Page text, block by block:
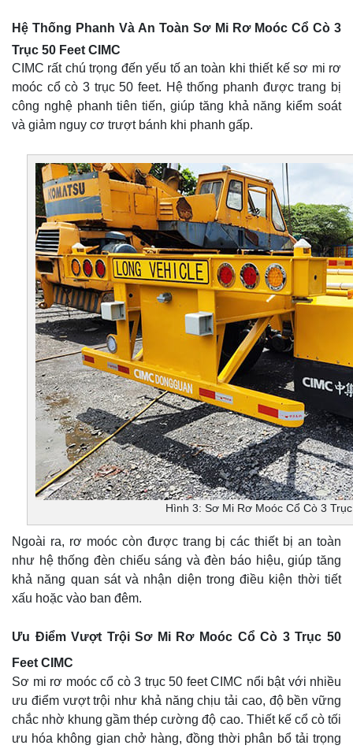
Hệ Thống Phanh Và An Toàn Sơ Mi Rơ Moóc Cổ Cò 3
Trục 50 Feet CIMC
CIMC rất chú trọng đến yếu tố an toàn khi thiết kế sơ mi rơ
moóc cổ cò 3 trục 50 feet. Hệ thống phanh được trang bị
công nghệ phanh tiên tiến, giúp tăng khả năng kiểm soát
và giảm nguy cơ trượt bánh khi phanh gấp.
Hình 3: Sơ Mi Rơ Moóc Cổ Cò 3
Ngoài ra, rơ moóc còn được trang bị các thiết bị an toàn
như hệ thống đèn chiếu sáng và đèn báo hiệu, giúp tăng
khả năng quan sát và nhận diện trong điều kiện thời tiết
xấu hoặc vào ban đêm.
Ưu Điểm Vượt Trội Sơ Mi Rơ Moóc Cổ Cò 3 Trục 50
Feet CIMC
Sơ mi rơ moóc cổ cò 3 trục 50 feet CIMC nổi bật với nhiều
ưu điểm vượt trội như khả năng chịu tải cao, độ bền vững
chắc nhờ khung gầm thép cường độ cao. Thiết kế cổ cò tối
ưu hóa không gian chở hàng, đồng thời phân bổ tải trọng